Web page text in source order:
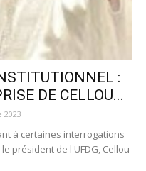
:
DE CELLOU...
2023
à certaines interrogations
président de l'UFDG, Cellou